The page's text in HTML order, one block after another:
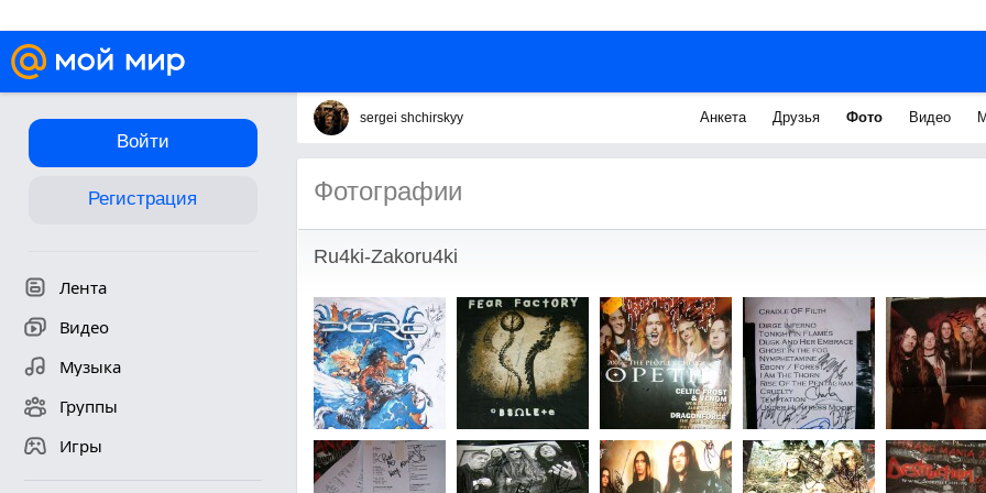
Войти
Регистрация
Лента
Видео
Музыка
Группы
Игры
sergei shchirskyy Анкета Друзья Фото Видео
Фотографии
Ru4ki-Zakoru4ki